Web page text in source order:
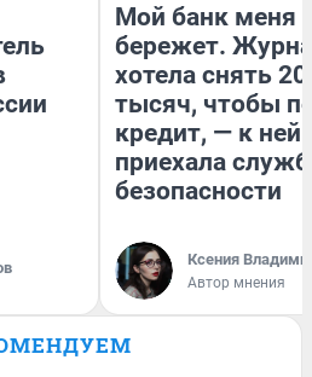
Мой банк меня
бережет.
хотела снять
тысяч, чтобы
кредит, — к
приехала
безопасности
Ксения
Автор мнения